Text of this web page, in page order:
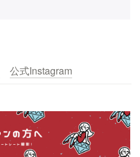
公式Instagram